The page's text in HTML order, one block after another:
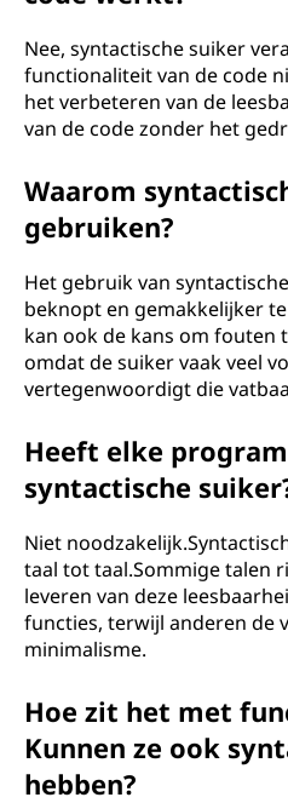
Nee, syntactische suiker
functionaliteit van de code
het verbeteren van de
van de code zonder het
Waarom
gebruiken?
Het gebruik van
beknopt en gemakkelijker
kan ook de kans om fouten
omdat de suiker vaak veel
vertegenwoordigt die
Heeft elke
syntactische
Niet
taal tot taal.Sommige talen
leveren van deze
functies, terwijl anderen de
minimalisme.
Hoe zit het met
Kunnen ze ook
hebben?